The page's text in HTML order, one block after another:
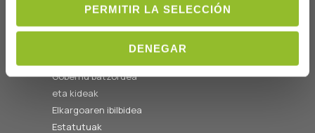
PERMITIR LA SELECCIÓN
DENEGAR
Nortzuk gara
Gobernu batzordea
eta kideak
Elkargoaren ibilbidea
Estatutuak